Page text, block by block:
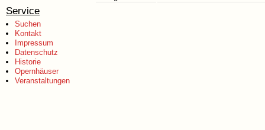
Service
Suchen
Kontakt
Impressum
Datenschutz
Historie
Opernhäuser
Veranstaltungen